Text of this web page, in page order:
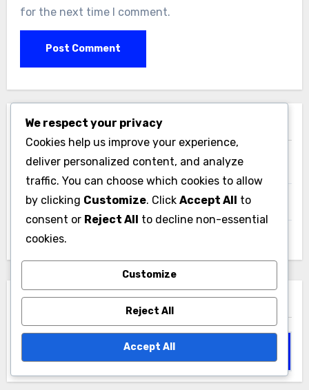
for the next time I comment.
빠른 링크
모든 콘텐츠
문의하기
우리의 이야기
for:
We respect your privacy
Cookies help us improve your experience,
deliver personalized content, and analyze
traffic. You can choose which cookies to allow
by clicking Customize. Click Accept All to
consent or Reject All to decline non-essential
cookies.
Customize
Reject All
Accept All